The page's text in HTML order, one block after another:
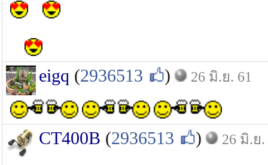
eigq (2936513 ) 26 มิ.ย. 61
CT400B (2936513 ) 26 มิ.ย.